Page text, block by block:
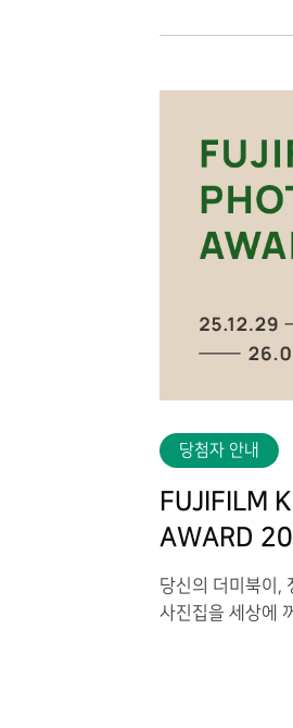
당첨자 안내
FUJIFILM
AWARD
당신의 더미북이,
사진집을 세상에